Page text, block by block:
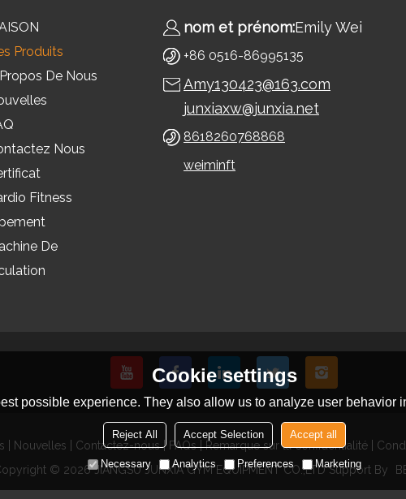
Produits
De Nous
Nous
Fitness
De
nom et prénom:Emily Wei
+86 0516-86995135
Amy130423@163.com
junxiaxw@junxia.net
8618260768868
weiminft
Nouvelles Contactez-nous FAQs Remarque sur la confidentialité
© 2026JIANGSU JUNXIA GYM EQUIPMENT CO.,LTDSupport By
Cookie settings
possible experience. They also allow us to analyze user behavior
Reject All Accept Selection Accept all
Necessary Analytics Preferences Marketing